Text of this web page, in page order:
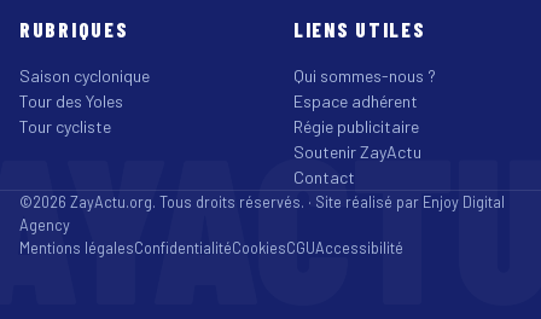
RUBRIQUES
Saison cyclonique
Tour des Yoles
Tour cycliste
LIENS UTILES
Qui sommes-nous ?
Espace adhérent
Régie publicitaire
Soutenir ZayActu
Contact
©2026 ZayActu.org. Tous droits réservés. · Site réalisé par Enjoy Digital
Agency
Mentions légalesConfidentialitéCookiesCGUAccessibilité